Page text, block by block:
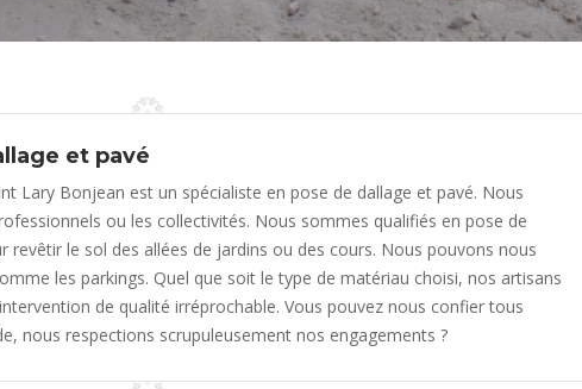
et pavé
Lary Bonjean est un spécialiste en pose de dallage et pavé. Nous
ou les collectivités. Nous sommes qualifiés en pose de
revêtir le sol des allées de jardins ou des cours. Nous pouvons nous
les parkings. Quel que soit le type de matériau choisi, nos artisans
de qualité irréprochable. Vous pouvez nous confier tous
nous respections scrupuleusement nos engagements ?